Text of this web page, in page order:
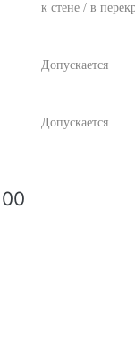
к стене / в
Допускается
Допускается